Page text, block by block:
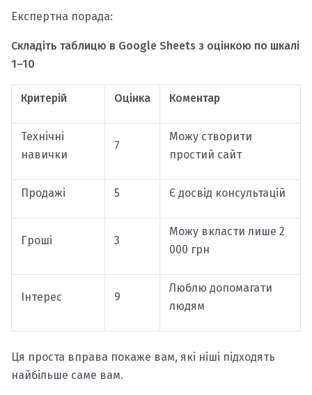
Експертна порада:
Складіть таблицю в Google Sheets з оцінкою по шкалі
1–10
Критерій Оцінка Коментар
Технічні
навички
7
Можу створити
простий сайт
Продажі 5 Є досвід консультацій
Гроші 3
Можу вкласти лише 2
000 грн
Інтерес 9
Люблю допомагати
людям
Ця проста вправа покаже вам, які ніші підходять
найбільше саме вам.